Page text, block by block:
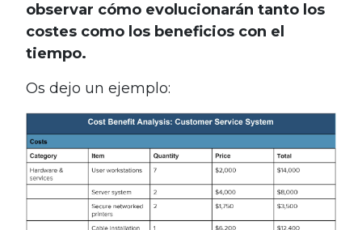
observar cómo evolucionarán tanto los
costes como los beneficios con el
tiempo.
Os dejo un ejemplo: